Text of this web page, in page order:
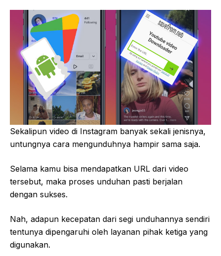
Sekalipun video di Instagram banyak sekali jenisnya,
untungnya cara mengunduhnya hampir sama saja.
Selama kamu bisa mendapatkan URL dari video
tersebut, maka proses unduhan pasti berjalan
dengan sukses.
Nah, adapun kecepatan dari segi unduhannya sendiri
tentunya dipengaruhi oleh layanan pihak ketiga yang
digunakan.